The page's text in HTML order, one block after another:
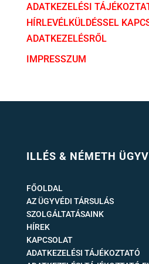
ADATKEZELÉSI
HÍRLEVÉLKÜLDÉSSEL
ADATKEZELÉSRŐL
IMPRESSZUM
ILLÉS & NÉMETH
FŐOLDAL
AZ ÜGYVÉDI TÁRSULÁS
SZOLGÁLTATÁSAINK
HÍREK
KAPCSOLAT
ADATKEZELÉSI TÁJÉKOZTATÓ